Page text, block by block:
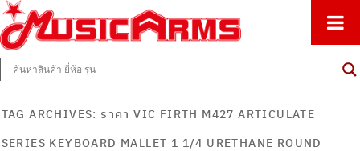
Music Arms
ศูนย์รวมครื่องดนตรีทุกชนิด ตั้งแต่เริ่มต้นถึงมืออาชีพ
TAG ARCHIVES: ราคา VIC FIRTH M427 ARTICULATE
SERIES KEYBOARD MALLET 1 1/4 URETHANE ROUND